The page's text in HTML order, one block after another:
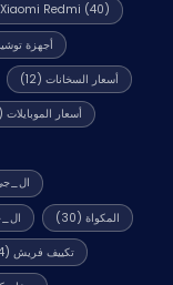
Xiaomi Redmi (40)
أجهزة
أسعار السخانات (12)
أسعار الموبايلات
المكواة (30)
تكييف فريش (4)